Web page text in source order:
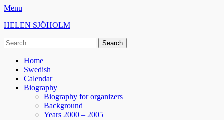
Menu
HELEN SJÖHOLM
Search
for:
Primary
Menu
Skip
content
Home
Swedish
Calendar
Biography
Biography for organizers
Background
Years 2000 – 2005